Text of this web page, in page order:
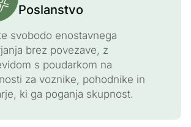
Poslanstvo
svobodo enostavnega
brez povezave, z
s poudarkom na
za voznike, pohodnike in
ki ga poganja skupnost.